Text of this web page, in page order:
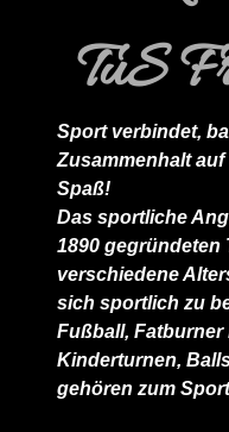
TuS
Sport verbindet,
Zusammenhalt
Spaß!
Das sportliche
1890 gegründeten
verschiedene
sich sportlich zu
Fußball, Fatburner
Kinderturnen,
gehören zum